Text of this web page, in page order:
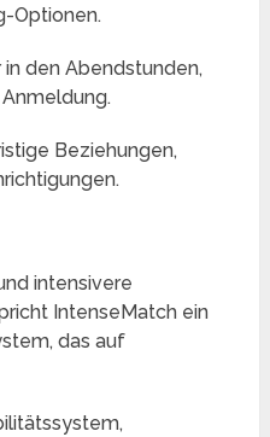
Optionen.
den Abendstunden,
Beziehungen,
intensivere
IntenseMatch ein
das auf